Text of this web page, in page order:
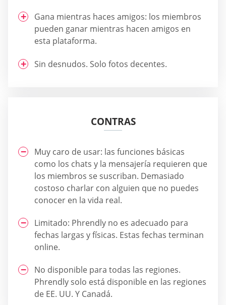
Gana mientras haces amigos: los miembros
pueden ganar mientras hacen amigos en
esta plataforma.
Sin desnudos. Solo fotos decentes.
CONTRAS
Muy caro de usar: las funciones básicas
como los chats y la mensajería requieren que
los miembros se suscriban. Demasiado
costoso charlar con alguien que no puedes
conocer en la vida real.
Limitado: Phrendly no es adecuado para
fechas largas y físicas. Estas fechas terminan
online.
No disponible para todas las regiones.
Phrendly solo está disponible en las regiones
de EE. UU. Y Canadá.